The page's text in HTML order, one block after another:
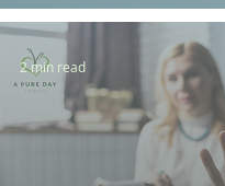
2 min read